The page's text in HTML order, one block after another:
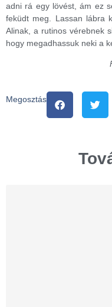
adni rá egy lövést, ám ez
feküdt meg. Lassan lábra
Alinak, a rutinos vérebnek
hogy megadhassuk neki a
Megosztás